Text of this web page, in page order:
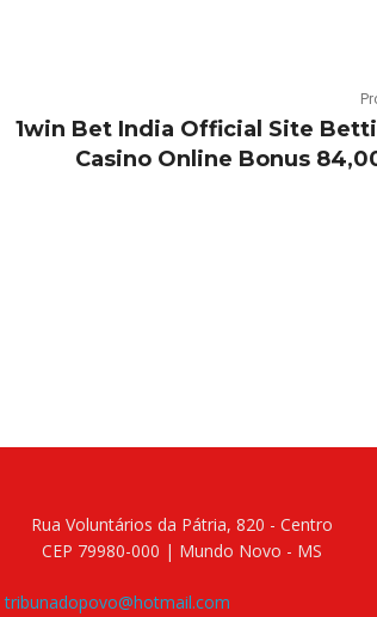
1win Bet India Official Site
Casino Online Bonus
Rua Voluntários da Pátria, 820 - Centro
CEP 79980-000 | Mundo Novo - MS
tribunadopovo@hotmail.com